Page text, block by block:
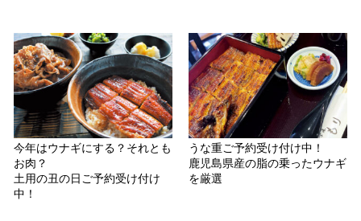
今年はウナギにする？それとも
お肉？
土用の丑の日ご予約受け付け
中！
うな重ご予約受け付け中！
鹿児島県産の脂の乗ったウナギ
を厳選